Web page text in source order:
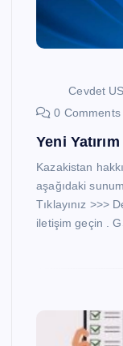
Cevdet
0 Comments
Yeni
Kazakistan
aşağıdaki
Tıklayınız >>>
iletişim geçin .